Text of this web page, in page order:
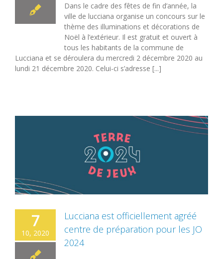
Dans le cadre des fêtes de fin d’année, la
ville de lucciana organise un concours sur le
thème des illuminations et décorations de
Noël à l’extérieur. Il est gratuit et ouvert à
tous les habitants de la commune de
Lucciana et se déroulera du mercredi 2 décembre 2020 au
lundi 21 décembre 2020. Celui-ci s’adresse [...]
7
10, 2020
Lucciana est officiellement agréé
centre de préparation pour les JO
2024